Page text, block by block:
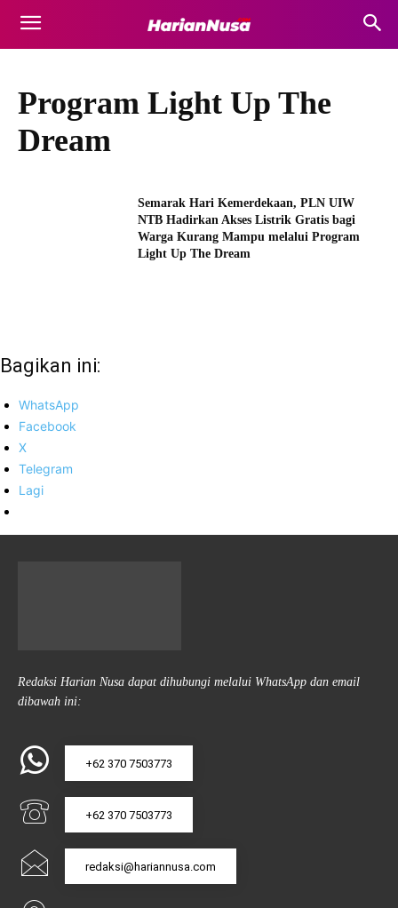
Program Light Up The
Dream
Semarak Hari Kemerdekaan, PLN UIW
NTB Hadirkan Akses Listrik Gratis bagi
Warga Kurang Mampu melalui Program
Light Up The Dream
Bagikan ini:
WhatsApp
Facebook
X
Telegram
Lagi
Redaksi Harian Nusa dapat dihubungi melalui WhatsApp dan email
dibawah ini:
+62 370 7503773
+62 370 7503773
redaksi@hariannusa.com